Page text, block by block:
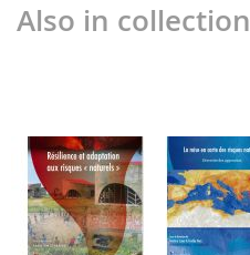
Also in collection